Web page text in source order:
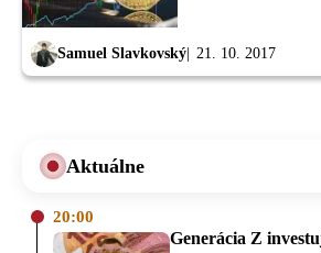
Samuel Slavkovský 21. 10. 2017
Aktuálne
20:00
Generácia Z